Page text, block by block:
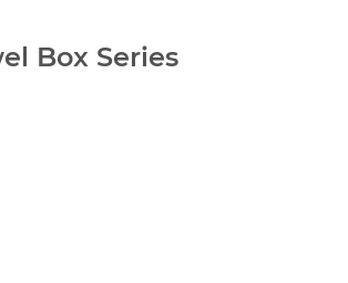
Box Series